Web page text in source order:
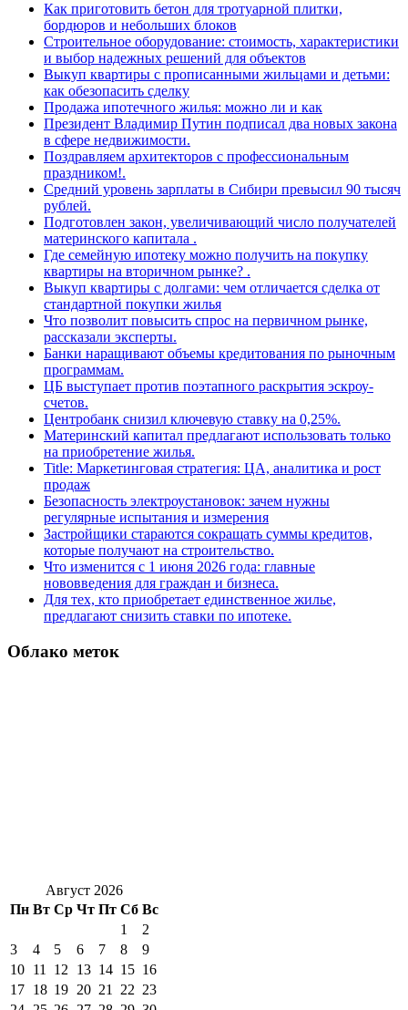
Как приготовить бетон для тротуарной плитки,
бордюров и небольших блоков
Строительное оборудование: стоимость, характеристики
и выбор надежных решений для объектов
Выкуп квартиры с прописанными жильцами и детьми:
как обезопасить сделку
Продажа ипотечного жилья: можно ли и как
Президент Владимир Путин подписал два новых закона
в сфере недвижимости.
Поздравляем архитекторов с профессиональным
праздником!.
Средний уровень зарплаты в Сибири превысил 90 тысяч
рублей.
Подготовлен закон, увеличивающий число получателей
материнского капитала .
Где семейную ипотеку можно получить на покупку
квартиры на вторичном рынке? .
Выкуп квартиры с долгами: чем отличается сделка от
стандартной покупки жилья
Что позволит повысить спрос на первичном рынке,
рассказали эксперты.
Банки наращивают объемы кредитования по рыночным
программам.
ЦБ выступает против поэтапного раскрытия эскроу-
счетов.
Центробанк снизил ключевую ставку на 0,25%.
Материнский капитал предлагают использовать только
на приобретение жилья.
Title: Маркетинговая стратегия: ЦА, аналитика и рост
продаж
Безопасность электроустановок: зачем нужны
регулярные испытания и измерения
Застройщики стараются сокращать суммы кредитов,
которые получают на строительство.
Что изменится с 1 июня 2026 года: главные
нововведения для граждан и бизнеса.
Для тех, кто приобретает единственное жилье,
предлагают снизить ставки по ипотеке.
Облако меток
Август 2026
Пн Вт Ср Чт Пт Сб Вс
1
2
3
4 5 6 7 8
9
10 11 12 13 14 15 16
17 18 19 20 21 22 23